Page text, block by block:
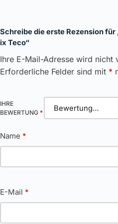
Schreibe die erste Rezension
ix Teco“
Ihre E-Mail-Adresse wird nicht
Erforderliche Felder sind mit *
IHRE
BEWERTUNG *
Name *
E-Mail *